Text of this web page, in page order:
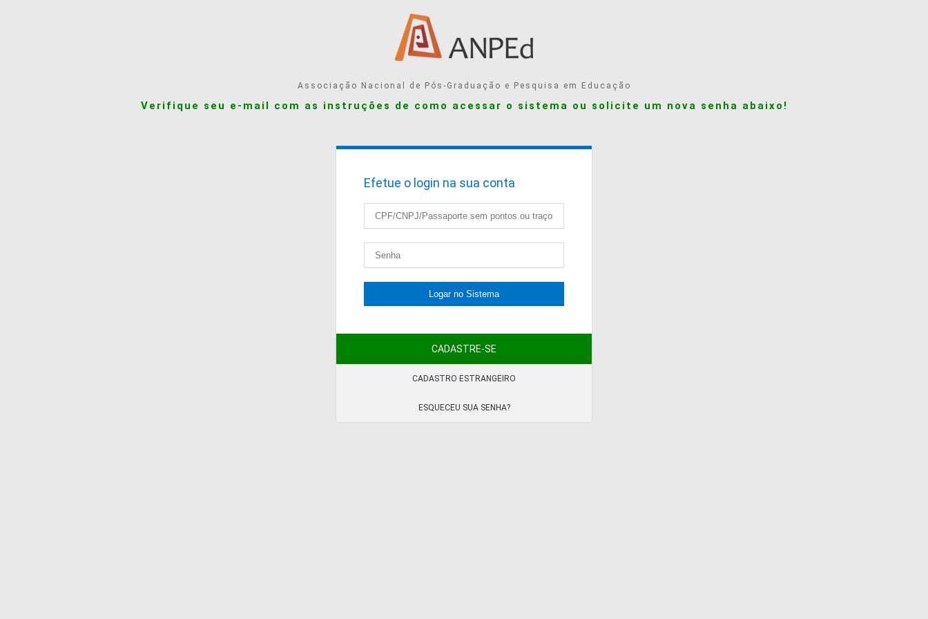
Associação Nacional de Pós-Graduação e Pesquisa em Educação
Verifique seu e-mail com as instruções de como acessar o sistema ou solicite um nova senha abaixo!
Efetue o login na sua conta
Logar no Sistema
CADASTRE-SE
CADASTRO ESTRANGEIRO
ESQUECEU SUA SENHA?